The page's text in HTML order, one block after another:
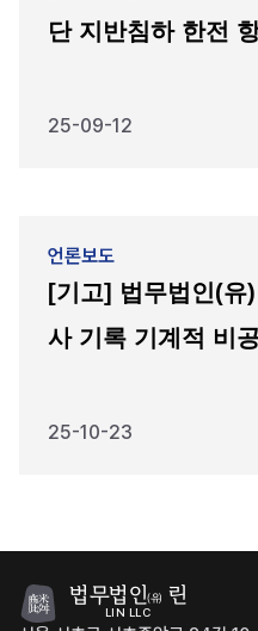
단 지반침하 한전
25-09-12
언론보도
[기고] 법무법인(유
사 기록 기계적 비
25-10-23
법무법인(유) 린
LIN LLC